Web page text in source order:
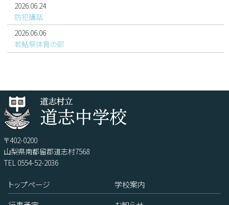
2026.06.24
防犯講話
2026.06.06
若鮎祭体育の部
〒402-0200
山梨県南都留郡道志村7568
TEL 0554-52-2036
トップページ
学校案内